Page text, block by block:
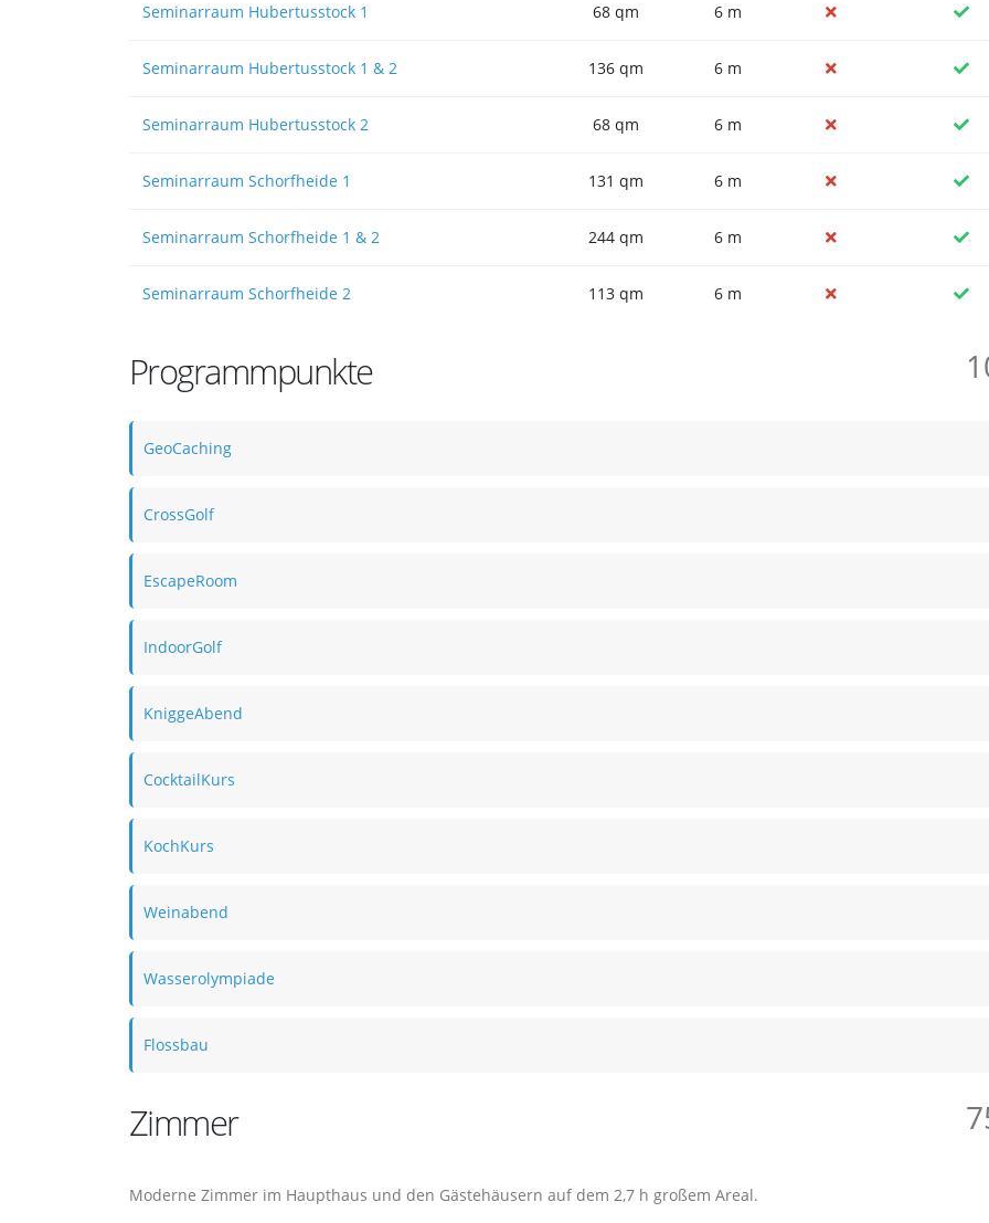
Seminarraum Hubertusstock 1 68 qm 6 m
Seminarraum Hubertusstock 1 & 2 136 qm 6 m
Seminarraum Hubertusstock 2 68 qm 6 m
Seminarraum Schorfheide 1 131 qm 6 m
Seminarraum Schorfheide 1 & 2 244 qm 6 m
Seminarraum Schorfheide 2 113 qm 6 m
Programmpunkte
GeoCaching
CrossGolf
EscapeRoom
IndoorGolf
KniggeAbend
CocktailKurs
KochKurs
Weinabend
Wasserolympiade
Flossbau
Zimmer
Moderne Zimmer im Haupthaus und den Gästehäusern auf dem 2,7 h großem Areal.